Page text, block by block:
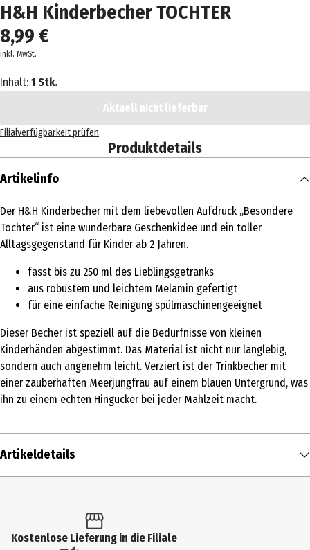
H&H Kinderbecher TOCHTER
8,99 €
inkl. MwSt.
Inhalt: 1 Stk.
Aktuell nicht lieferbar
Filialverfügbarkeit prüfen
Produktdetails
Artikelinfo
Der H&H Kinderbecher mit dem liebevollen Aufdruck „Besondere
Tochter“ ist eine wunderbare Geschenkidee und ein toller
Alltagsgegenstand für Kinder ab 2 Jahren.
fasst bis zu 250 ml des Lieblingsgetränks
aus robustem und leichtem Melamin gefertigt
für eine einfache Reinigung spülmaschinengeeignet
Dieser Becher ist speziell auf die Bedürfnisse von kleinen
Kinderhänden abgestimmt. Das Material ist nicht nur langlebig,
sondern auch angenehm leicht. Verziert ist der Trinkbecher mit
einer zauberhaften Meerjungfrau auf einem blauen Untergrund, was
ihn zu einem echten Hingucker bei jeder Mahlzeit macht.
Artikeldetails
Produkttyp
Kostenlose Lieferung in die Filiale